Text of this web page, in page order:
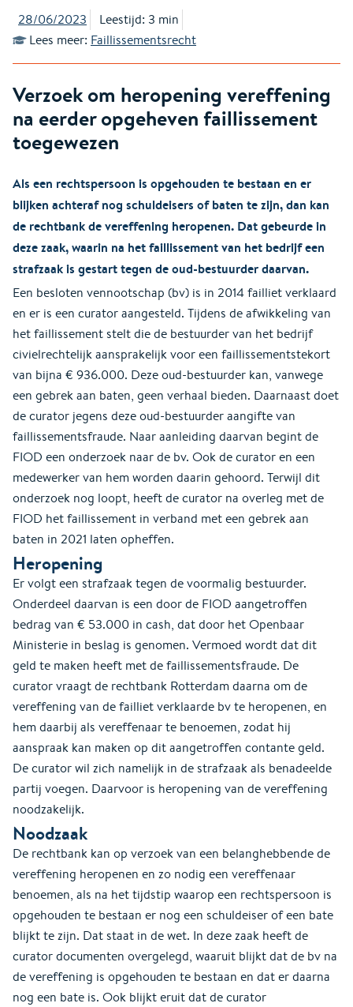
28/06/2023
Leestijd: 3 min
Lees meer: Faillissementsrecht
Verzoek om heropening vereffening
na eerder opgeheven faillissement
toegewezen
Als een rechtspersoon is opgehouden te bestaan en er
blijken achteraf nog schuldeisers of baten te zijn, dan kan
de rechtbank de vereffening heropenen. Dat gebeurde in
deze zaak, waarin na het faillissement van het bedrijf een
strafzaak is gestart tegen de oud-bestuurder daarvan.
Een besloten vennootschap (bv) is in 2014 failliet verklaard
en er is een curator aangesteld. Tijdens de afwikkeling van
het faillissement stelt die de bestuurder van het bedrijf
civielrechtelijk aansprakelijk voor een faillissementstekort
van bijna € 936.000. Deze oud-bestuurder kan, vanwege
een gebrek aan baten, geen verhaal bieden. Daarnaast doet
de curator jegens deze oud-bestuurder aangifte van
faillissementsfraude. Naar aanleiding daarvan begint de
FIOD een onderzoek naar de bv. Ook de curator en een
medewerker van hem worden daarin gehoord. Terwijl dit
onderzoek nog loopt, heeft de curator na overleg met de
FIOD het faillissement in verband met een gebrek aan
baten in 2021 laten opheffen.
Heropening
Er volgt een strafzaak tegen de voormalig bestuurder.
Onderdeel daarvan is een door de FIOD aangetroffen
bedrag van € 53.000 in cash, dat door het Openbaar
Ministerie in beslag is genomen. Vermoed wordt dat dit
geld te maken heeft met de faillissementsfraude. De
curator vraagt de rechtbank Rotterdam daarna om de
vereffening van de failliet verklaarde bv te heropenen, en
hem daarbij als vereffenaar te benoemen, zodat hij
aanspraak kan maken op dit aangetroffen contante geld.
De curator wil zich namelijk in de strafzaak als benadeelde
partij voegen. Daarvoor is heropening van de vereffening
noodzakelijk.
Noodzaak
De rechtbank kan op verzoek van een belanghebbende de
vereffening heropenen en zo nodig een vereffenaar
benoemen, als na het tijdstip waarop een rechtspersoon is
opgehouden te bestaan er nog een schuldeiser of een bate
blijkt te zijn. Dat staat in de wet. In deze zaak heeft de
curator documenten overgelegd, waaruit blijkt dat de bv na
de vereffening is opgehouden te bestaan en dat er daarna
nog een bate is. Ook blijkt eruit dat de curator